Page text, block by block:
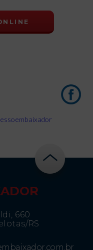
660
RS